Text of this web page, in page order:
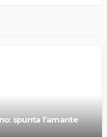
spunta l’amante